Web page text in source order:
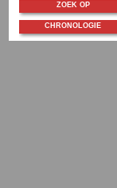
ZOEK OP
CHRONOLOGIE